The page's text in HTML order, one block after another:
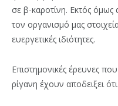
σε β-καροτίνη. Εκτός όμως
τον οργανισμό μας
ευεργετικές ιδιότητες.
Επιστημονικές έρευνες
ρίγανη έχουν αποδειξει ότι